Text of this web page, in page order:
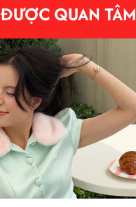
ĐƯỢC QUAN TÂM